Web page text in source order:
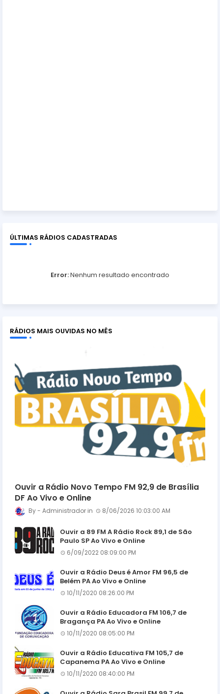
ÚLTIMAS RÁDIOS CADASTRADAS
Error:Nenhum resultado encontrado
RÁDIOS MAIS OUVIDAS NO MÊS
Ouvir a Rádio Novo Tempo FM 92,9 de Brasília
DF Ao Vivo e Online
Administrador 8/06/2026 10:03:00 AM
Ouvir a 89 FM A Rádio Rock 89,1 de São
Paulo SP Ao Vivo e Online
6/09/2022 08:09:00 PM
Ouvir a Rádio Deus é Amor FM 96,5 de
Belém PA Ao Vivo e Online
10/11/2020 08:26:00 PM
Ouvir a Rádio Educadora FM 106,7 de
Bragança PA Ao Vivo e Online
10/11/2020 08:05:00 PM
Ouvir a Rádio Educativa FM 105,7 de
Capanema PA Ao Vivo e Online
10/11/2020 08:40:00 PM